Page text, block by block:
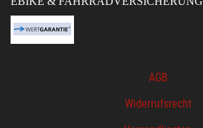
AGB
Widerrufsrecht